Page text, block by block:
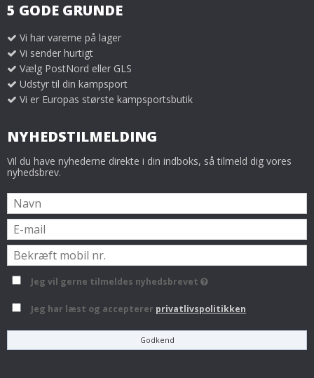
5 GODE GRUNDE
Vi har varerne på lager
Vi sender hurtigt
Vælg PostNord eller GLS
Udstyr til din kampsport
Vi er Europas største kampsportsbutik
NYHEDSTILMELDING
Vil du have nyhederne direkte i din indboks, så tilmeld dig vores
nyhedsbrev.
Jeg vil gerne tilmeldes nyhedsbrevet
Jeg har læst og accepterer privatlivspolitikken
Godkend